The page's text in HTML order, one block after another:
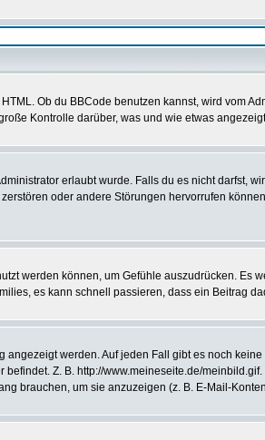
Ob du BBCode benutzen kannst, wird vom
Kontrolle darüber, was und wie etwas
erlaubt wurde. Falls du es nicht darfst,
oder andere Störungen hervorrufen
werden können, um Gefühle auszudrücken. Es
es kann schnell passieren, dass ein Beitrag
angezeigt werden. Auf jeden Fall gibt es noch
befindet. Z. B. http://www.meineseite.de/
brauchen, um sie anzuzeigen (z. B. E-Mail-